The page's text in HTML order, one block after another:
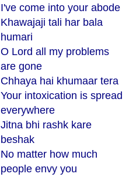
I've come into your abode
Khawajaji tali har bala
humari
O Lord all my problems
are gone
Chhaya hai khumaar tera
Your intoxication is spread
everywhere
Jitna bhi rashk kare
beshak
No matter how much
people envy you